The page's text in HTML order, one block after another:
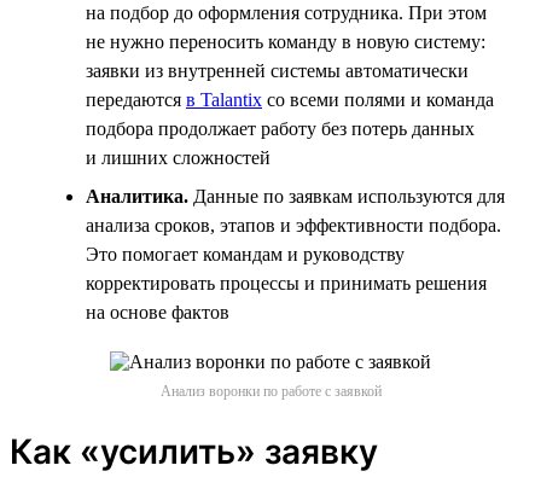
на подбор до оформления сотрудника. При этом
не нужно переносить команду в новую систему:
заявки из внутренней системы автоматически
передаются в Talantix со всеми полями и команда
подбора продолжает работу без потерь данных
и лишних сложностей
Аналитика. Данные по заявкам используются для
анализа сроков, этапов и эффективности подбора.
Это помогает командам и руководству
корректировать процессы и принимать решения
на основе фактов
Анализ воронки по работе с заявкой
Как «усилить» заявку